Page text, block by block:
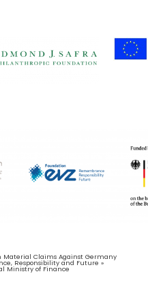
Material Claims Against Germany
Responsibility and Future »
Ministry of Finance